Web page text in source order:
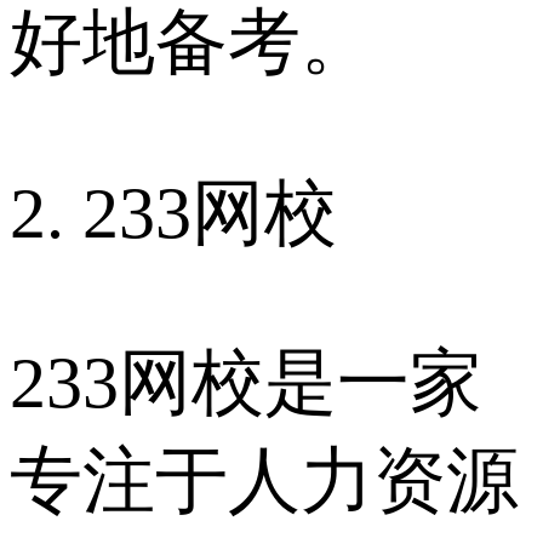
好地备考。
2. 233网校
233网校是一家
专注于人力资源